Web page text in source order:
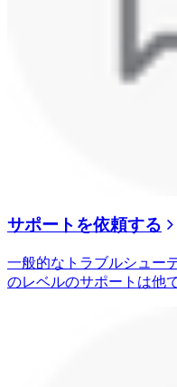
サポートを依頼する
一般的なトラブルシュー
のレベルのサポートは他